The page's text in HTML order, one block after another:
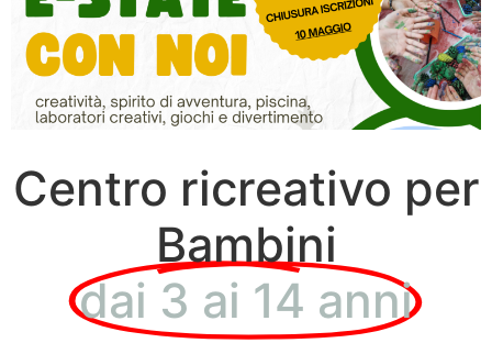
Centro ricreativo per
Bambini
dai 3 ai 14 anni